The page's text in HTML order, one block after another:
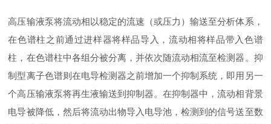
高压输液泵将流动相以稳定的流速（或压力）输送至分析体系，
在色谱柱之前通过进样器将样品导入，流动相将样品带入色谱
柱，在色谱柱中各组分被分离，并依次随流动相流至检测器。抑
制型离子色谱则在电导检测器之前增加一个抑制系统，即用另一
个高压输液泵将再生液输送到抑制器。在抑制器中，流动相背景
电导被降低，然后将流动出物导入电导池，检测到的信号送至数